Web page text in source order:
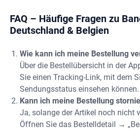
FAQ – Häufige Fragen zu
Deutschland & Belgien
Wie kann ich meine Bestellung
Über die Bestellübersicht in der
Sie einen Tracking-Link, mit dem
Sendungsstatus einsehen können.
Kann ich meine Bestellung
Ja, solange der Artikel noch nicht
Öffnen Sie das Bestelldetail →